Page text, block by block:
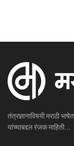
तंत्रज्ञानाविषयी मराठी
यांच्याबद्दल रंजक माहिती...